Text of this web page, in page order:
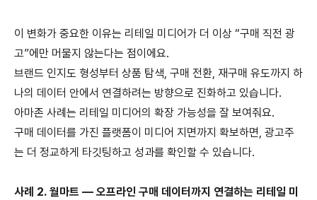
이 변화가 중요한 이유는 리테일 미디어가 더 이상 “구매 직전 광
고”에만 머물지 않는다는 점이에요.
브랜드 인지도 형성부터 상품 탐색 구매 전환 재구매 유도까지 하
나의 데이터 안에서 연결하려는 방향으로 진화하고 있습니다.
아마존 사례는 리테일 미디어의 확장 가능성을 잘 보여줘요.
구매 데이터를 가진 플랫폼이 미디어 지면까지 확보하면 광고주
는 더 정교하게 타깃팅하고 성과를 확인할 수 있습니다.
사례 2. 월마트 — 오프라인 구매 데이터까지 연결하는 리테일 미